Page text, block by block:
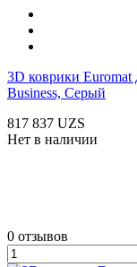
3D коврики
Business, Серый
817 837 UZS
Нет в наличии
0 отзывов